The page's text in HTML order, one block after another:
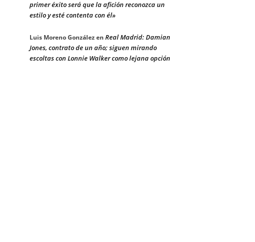
primer éxito será que la afición reconozca un
estilo y esté contenta con él»
Luis Moreno Gonzálezen Real Madrid: Damian
Jones, contrato de un año; siguen mirando
escoltas con Lonnie Walker como lejana opción